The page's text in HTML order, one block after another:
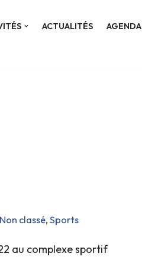
ACTUALITÉS AGENDA
classé, Sports
au complexe sportif